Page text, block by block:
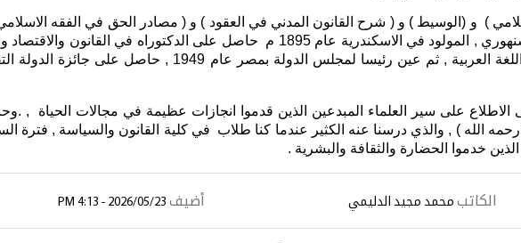
) و (الوسيط ) و ( شرح القانون المدني في العقود ) و ( مصادر الحق في الفقه
على سير العلماء المبدعين الذين قدموا انجازات عظيمة في مجالات الحياة ,
رحمه الله ) , والذي درسنا عنه الكثير عندما كنا طلاب في كلية القانون والسياسة , فترة
خدموا الحضارة والثقافة والبشرية .
الكاتب محمد مجيد الدليمي أضيف 2026/05/23 - 4:13 PM